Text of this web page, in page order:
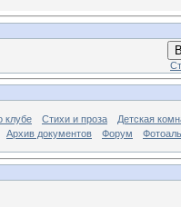
клубе Стихи и проза
Детская
Архив документов Форум